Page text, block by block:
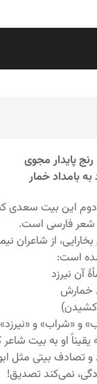
پایدار مجوی
بامداد خمار
این بیت سعدی
شعر فارسی است.
بخارایی، از
است:
آن نیرزد
خمارش
کشیدن)
و «شراب» و
او به بیت
و تصادف بیتی مثل
نمی‌کند تصدیق!